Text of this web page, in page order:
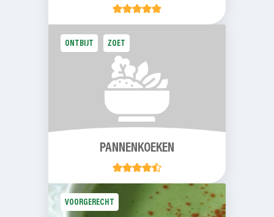
ONTBIJT ZOET
PANNENKOEKEN
VOORGERECHT